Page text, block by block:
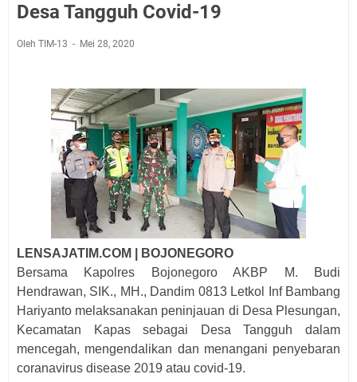
Desa Tangguh Covid-19
Oleh TIM-13 Mei 28, 2020
LENSAJATIM.COM | BOJONEGORO
Bersama Kapolres Bojonegoro AKBP M. Budi
Hendrawan, SIK., MH., Dandim 0813 Letkol Inf Bambang
Hariyanto melaksanakan peninjauan di Desa Plesungan,
Kecamatan Kapas sebagai Desa Tangguh dalam
mencegah, mengendalikan dan menangani penyebaran
coranavirus disease 2019 atau covid-19.